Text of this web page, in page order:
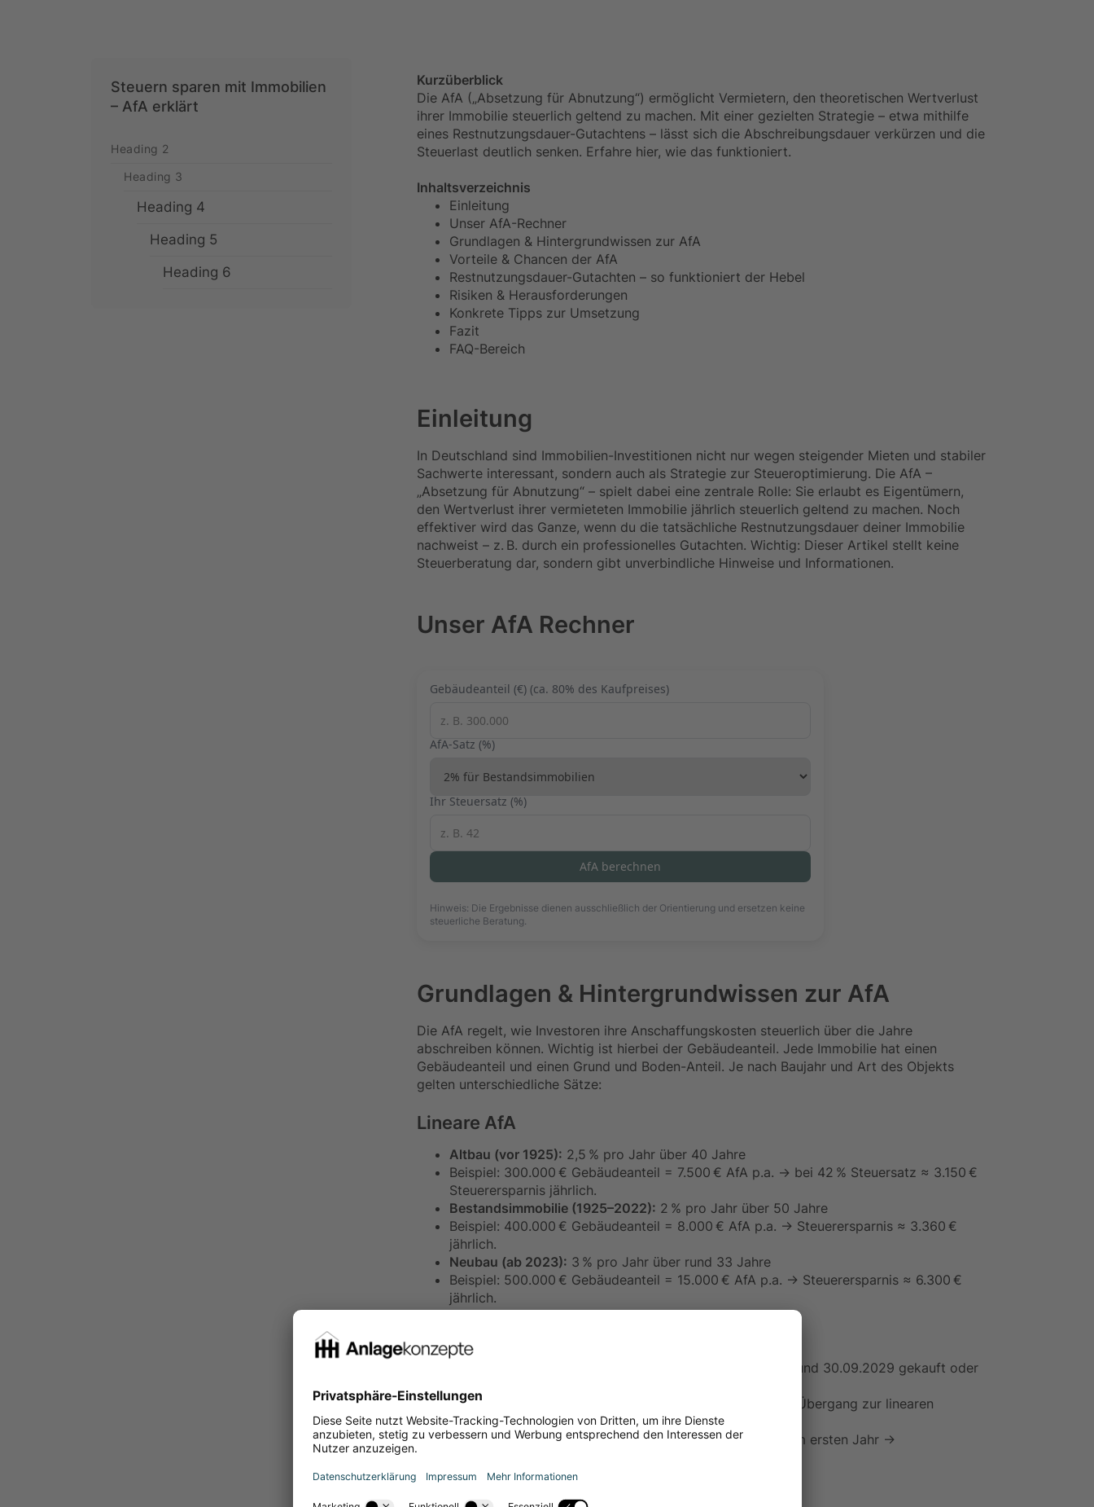
Steuern sparen mit Immobilien
– AfA erklärt
Heading 2
Heading 3
Heading 4
Heading 5
Heading 6
Kurzüberblick
Die AfA („Absetzung für Abnutzung“) ermöglicht Vermietern, den theoretischen Wertverlust
ihrer Immobilie steuerlich geltend zu machen. Mit einer gezielten Strategie – etwa mithilfe
eines Restnutzungsdauer-Gutachtens – lässt sich die Abschreibungsdauer verkürzen und die
Steuerlast deutlich senken. Erfahre hier, wie das funktioniert.
Inhaltsverzeichnis
Einleitung
Unser AfA-Rechner
Grundlagen & Hintergrundwissen zur AfA
Vorteile & Chancen der AfA
Restnutzungsdauer-Gutachten – so funktioniert der Hebel
Risiken & Herausforderungen
Konkrete Tipps zur Umsetzung
Fazit
FAQ-Bereich
Einleitung
In Deutschland sind Immobilien-Investitionen nicht nur wegen steigender Mieten und stabiler
Sachwerte interessant, sondern auch als Strategie zur Steueroptimierung. Die AfA –
„Absetzung für Abnutzung“ – spielt dabei eine zentrale Rolle: Sie erlaubt es Eigentümern,
den Wertverlust ihrer vermieteten Immobilie jährlich steuerlich geltend zu machen. Noch
effektiver wird das Ganze, wenn du die tatsächliche Restnutzungsdauer deiner Immobilie
nachweist – z. B. durch ein professionelles Gutachten. Wichtig: Dieser Artikel stellt keine
Steuerberatung dar, sondern gibt unverbindliche Hinweise und Informationen.
Unser AfA Rechner
Gebäudeanteil (€) (ca. 80% des Kaufpreises)
AfA-Satz (%)
Ihr Steuersatz (%)
AfA berechnen
Hinweis: Die Ergebnisse dienen ausschließlich der Orientierung und ersetzen keine
steuerliche Beratung.
Grundlagen & Hintergrundwissen zur AfA
Die AfA regelt, wie Investoren ihre Anschaffungskosten steuerlich über die Jahre
abschreiben können. Wichtig ist hierbei der Gebäudeanteil. Jede Immobilie hat einen
Gebäudeanteil und einen Grund und Boden-Anteil. Je nach Baujahr und Art des Objekts
gelten unterschiedliche Sätze:
Lineare AfA
Altbau (vor 1925): 2,5 % pro Jahr über 40 Jahre
Beispiel: 300.000 € Gebäudeanteil = 7.500 € AfA p.a. → bei 42 % Steuersatz ≈ 3.150 €
Steuerersparnis jährlich.
Bestandsimmobilie (1925–2022): 2 % pro Jahr über 50 Jahre
Beispiel: 400.000 € Gebäudeanteil = 8.000 € AfA p.a. → Steuerersparnis ≈ 3.360 €
jährlich.
Neubau (ab 2023): 3 % pro Jahr über rund 33 Jahre
Beispiel: 500.000 € Gebäudeanteil = 15.000 € AfA p.a. → Steuerersparnis ≈ 6.300 €
jährlich.
Gilt für neue Mietwohngebäude, die zwischen 1.10.2023 und 30.09.2029 gekauft oder
Startet mit bis zu 5 % im ersten Jahr – später wählbarer Übergang zur linearen
Abschreibung.
Beispiel: 400.000 € Gebäudeanteil, 5 % = 20.000 € AfA im ersten Jahr →